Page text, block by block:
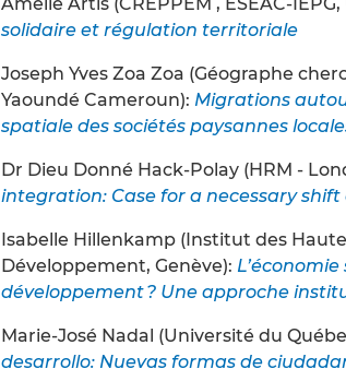
solidaire et régulation territoriale
Joseph Yves Zoa Zoa (Géographe
Yaoundé Cameroun): Migrations
spatiale des sociétés paysannes
Dr Dieu Donné Hack-Polay (HRM -
integration: Case for a necessary
Isabelle Hillenkamp (Institut des
Développement, Genève):
développement ? Une approche
Marie-José Nadal (Université du
desarrollo: Nuevas formas de